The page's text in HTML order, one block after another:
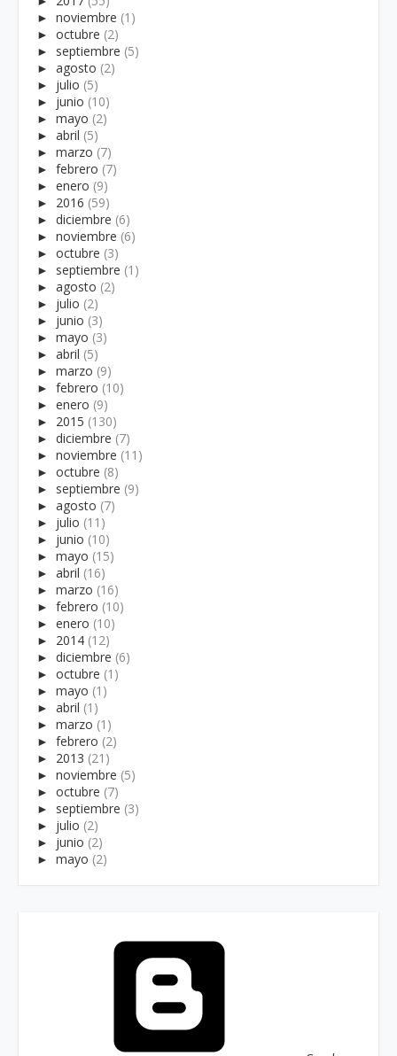
► noviembre (1)
► octubre (2)
► septiembre (5)
► agosto (2)
► julio (5)
► junio (10)
► mayo (2)
► abril (5)
► marzo (7)
► febrero (7)
► enero (9)
► 2016 (59)
► diciembre (6)
► noviembre (6)
► octubre (3)
► septiembre (1)
► agosto (2)
► julio (2)
► junio (3)
► mayo (3)
► abril (5)
► marzo (9)
► febrero (10)
► enero (9)
► 2015 (130)
► diciembre (7)
► noviembre (11)
► octubre (8)
► septiembre (9)
► agosto (7)
► julio (11)
► junio (10)
► mayo (15)
► abril (16)
► marzo (16)
► febrero (10)
► enero (10)
► 2014 (12)
► diciembre (6)
► octubre (1)
► mayo (1)
► abril (1)
► marzo (1)
► febrero (2)
► 2013 (21)
► noviembre (5)
► octubre (7)
► septiembre (3)
► julio (2)
► junio (2)
► mayo (2)